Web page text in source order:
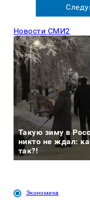
Новости СМИ2
Такую зиму в
никто не ждал:
так?!
Экономика